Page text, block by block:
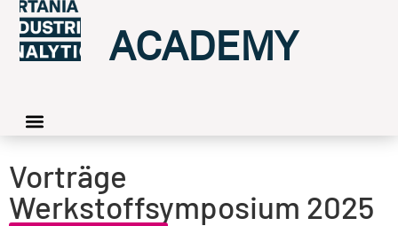
ACADEMY
Vorträge
Werkstoffsymposium 2025